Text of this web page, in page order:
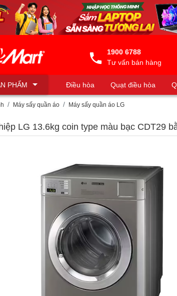
1900 6788
Tư vấn bán hàng
PHẨM Điều hòa Quạt điều hòa
Máy lọc nước
Máy sấy quần áo Máy sấy quần áo LG
LG 13.6kg coin type màu bạc CDT29